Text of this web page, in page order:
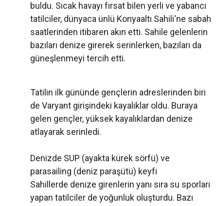
buldu. Sıcak havayı fırsat bilen yerli ve yabancı
tatilciler, dünyaca ünlü Konyaaltı Sahili'ne sabah
saatlerinden itibaren akın etti. Sahile gelenlerin
bazıları denize girerek serinlerken, bazıları da
güneşlenmeyi tercih etti.
Tatilin ilk gününde gençlerin adreslerinden biri
de Varyant girişindeki kayalıklar oldu. Buraya
gelen gençler, yüksek kayalıklardan denize
atlayarak serinledi.
Denizde SUP (ayakta kürek sörfü) ve
parasailing (deniz paraşütü) keyfi
Sahillerde denize girenlerin yanı sıra su sporları
yapan tatilciler de yoğunluk oluşturdu. Bazı